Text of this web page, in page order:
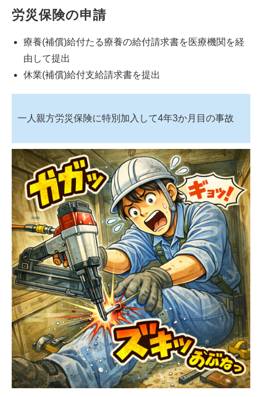
労災保険の申請
療養(補償)給付たる療養の給付請求書を医療機関を経
由して提出
休業(補償)給付支給請求書を提出
一人親方労災保険に特別加入して4年3か月目の事故